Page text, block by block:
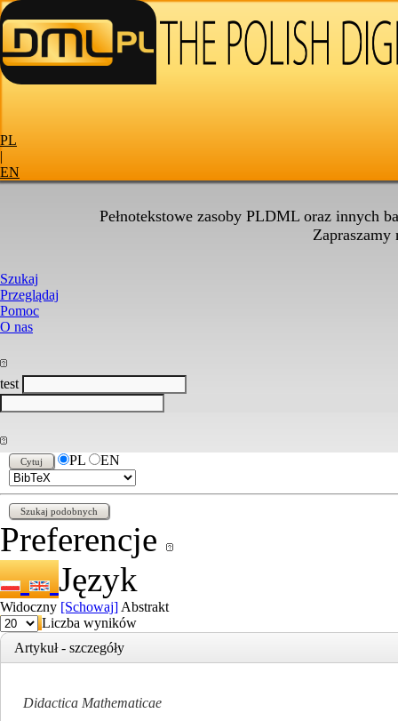
PL
|
EN
Pełnotekstowe zasoby PLDML oraz innych
Zapraszamy
Szukaj
Przeglądaj
Pomoc
O nas
test
PL EN
Preferencje
Język
Widoczny [Schowaj] Abstrakt
Liczba wyników
Artykuł - szczegóły
Didactica Mathematicae